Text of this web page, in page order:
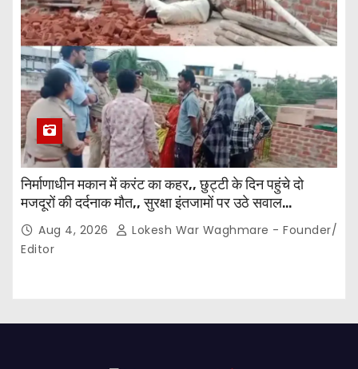
निर्माणाधीन मकान में करंट का कहर,, छुट्टी के दिन पहुंचे दो
मजदूरों की दर्दनाक मौत,, सुरक्षा इंतजामों पर उठे सवाल…
Aug 4, 2026
Lokesh War Waghmare - Founder/
Editor